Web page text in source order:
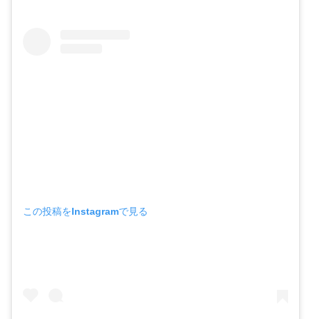
この投稿をInstagramで見る